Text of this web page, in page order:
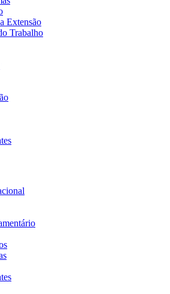
Extensão
Trabalho